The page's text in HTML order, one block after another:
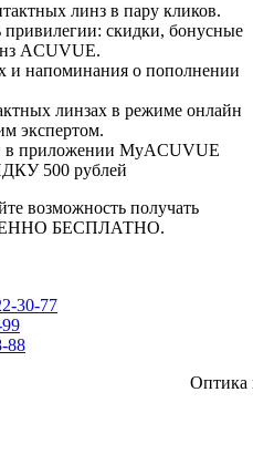
линз в пару кликов.
привилегии: скидки, бонусные
ACUVUE.
и напоминания о пополнении
линзах в режиме онлайн
экспертом.
в приложении MyACUVUE
500 рублей
возможность получать
БЕСПЛАТНО.
30-77
88